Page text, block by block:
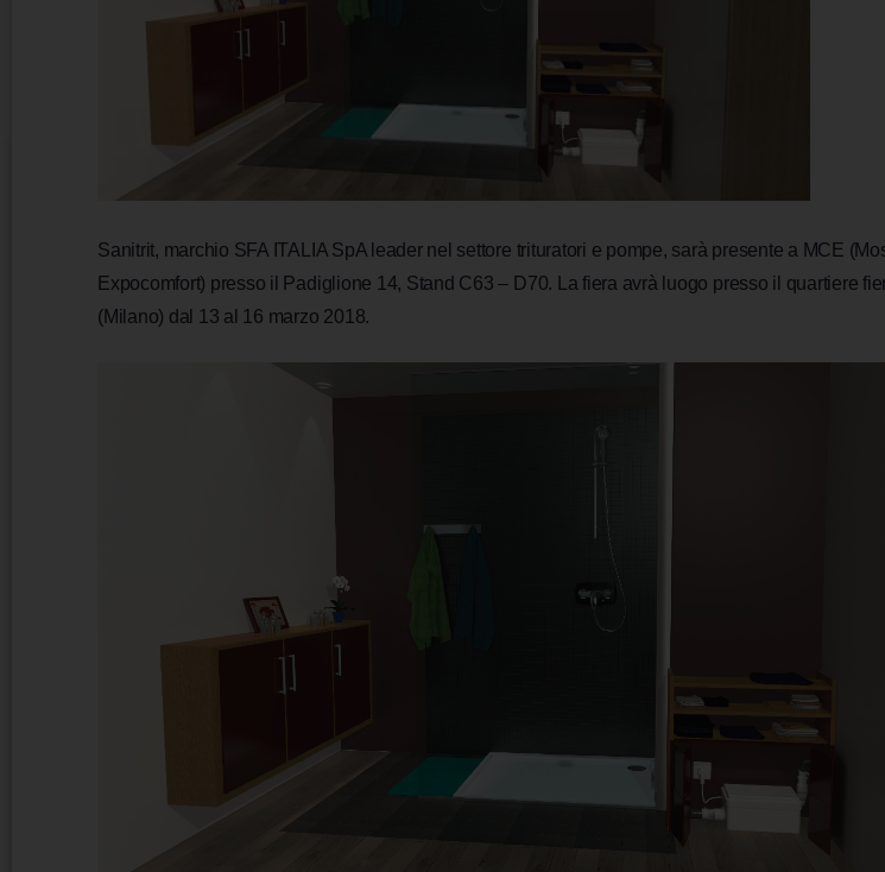
Sanitrit, marchio SFA ITALIA SpA leader nel settore trituratori e pompe, sarà presente a MCE
Expocomfort) presso il Padiglione 14, Stand C63 – D70. La fiera avrà luogo presso il quartiere
(Milano) dal 13 al 16 marzo 2018.